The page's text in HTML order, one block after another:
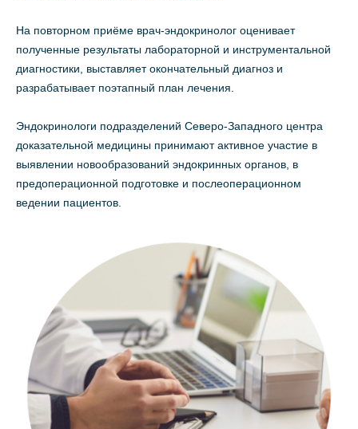
На повторном приёме врач-эндокринолог оценивает
полученные результаты лабораторной и инструментальной
диагностики, выставляет окончательный диагноз и
разрабатывает поэтапный план лечения.
Эндокринологи подразделений Северо-Западного центра
доказательной медицины принимают активное участие в
выявлении новообразований эндокринных органов, в
предоперационной подготовке и послеоперационном
ведении пациентов.